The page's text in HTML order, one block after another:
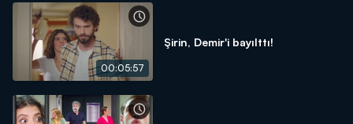
00:05:57
Şirin, Demir'i bayılttı!